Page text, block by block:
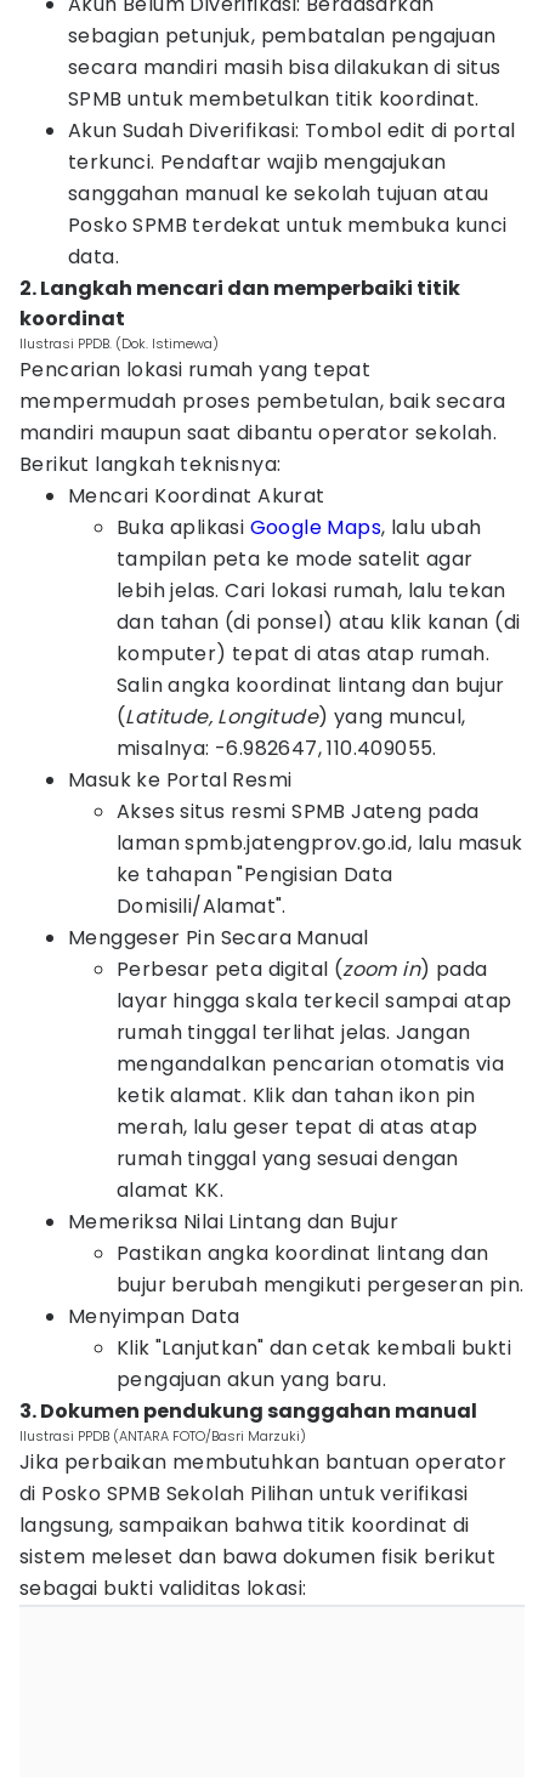
sebagian petunjuk, pembatalan pengajuan
secara mandiri masih bisa dilakukan di situs
SPMB untuk membetulkan titik koordinat.
Akun Sudah Diverifikasi: Tombol edit di portal
terkunci. Pendaftar wajib mengajukan
sanggahan manual ke sekolah tujuan atau
Posko SPMB terdekat untuk membuka kunci
data.
2. Langkah mencari dan memperbaiki titik
koordinat
Ilustrasi PPDB. (Dok. Istimewa)
Pencarian lokasi rumah yang tepat
mempermudah proses pembetulan, baik secara
mandiri maupun saat dibantu operator sekolah.
Berikut langkah teknisnya:
Mencari Koordinat Akurat
Buka aplikasi Google Maps, lalu ubah
tampilan peta ke mode satelit agar
lebih jelas. Cari lokasi rumah, lalu tekan
dan tahan (di ponsel) atau klik kanan (di
komputer) tepat di atas atap rumah.
Salin angka koordinat lintang dan bujur
(Latitude, Longitude) yang muncul,
misalnya: -6.982647, 110.409055.
Masuk ke Portal Resmi
Akses situs resmi SPMB Jateng pada
lamanspmb.jatengprov.go.id, lalu masuk
ke tahapan "Pengisian Data
Domisili/Alamat".
Menggeser Pin Secara Manual
Perbesar peta digital (zoom in) pada
layar hingga skala terkecil sampai atap
rumah tinggal terlihat jelas. Jangan
mengandalkan pencarian otomatis via
ketik alamat. Klik dan tahan ikon pin
merah, lalu geser tepat di atas atap
rumah tinggal yang sesuai dengan
alamat KK.
Memeriksa Nilai Lintang dan Bujur
Pastikan angka koordinat lintang dan
bujur berubah mengikuti pergeseran pin.
Menyimpan Data
Klik "Lanjutkan" dan cetak kembali bukti
pengajuan akun yang baru.
3. Dokumen pendukung sanggahan manual
Ilustrasi PPDB (ANTARA FOTO/Basri Marzuki)
Jika perbaikan membutuhkan bantuan operator
di Posko SPMB Sekolah Pilihan untuk verifikasi
langsung, sampaikan bahwa titik koordinat di
sistem meleset dan bawa dokumen fisik berikut
sebagai bukti validitas lokasi: